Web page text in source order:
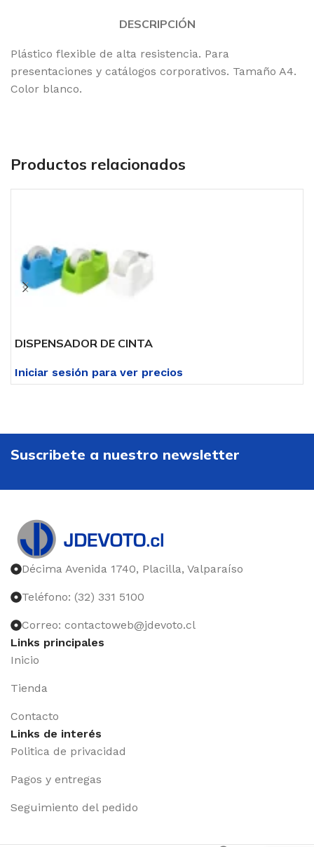
DESCRIPCIÓN
Plástico flexible de alta resistencia. Para
presentaciones y catálogos corporativos. Tamaño A4.
Color blanco.
Productos relacionados
DISPENSADOR DE CINTA
Iniciar sesión para ver precios
Suscribete a nuestro newsletter
Décima Avenida 1740, Placilla, Valparaíso
Teléfono: (32) 331 5100
Correo: contactoweb@jdevoto.cl
Links principales
Inicio
Tienda
Contacto
Links de interés
Politica de privacidad
Pagos y entregas
Seguimiento del pedido
Iniciar